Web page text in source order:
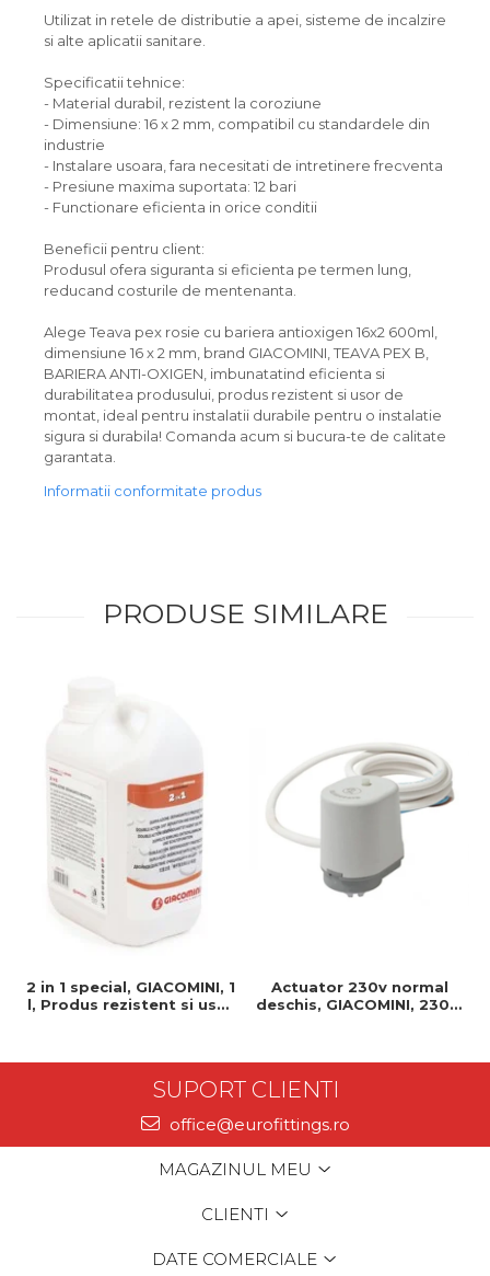
Utilizat in retele de distributie a apei, sisteme de incalzire
si alte aplicatii sanitare.
Specificatii tehnice:
- Material durabil, rezistent la coroziune
- Dimensiune: 16 x 2 mm, compatibil cu standardele din
industrie
- Instalare usoara, fara necesitati de intretinere frecventa
- Presiune maxima suportata: 12 bari
- Functionare eficienta in orice conditii
Beneficii pentru client:
Produsul ofera siguranta si eficienta pe termen lung,
reducand costurile de mentenanta.
Alege Teava pex rosie cu bariera antioxigen 16x2 600ml,
dimensiune 16 x 2 mm, brand GIACOMINI, TEAVA PEX B,
BARIERA ANTI-OXIGEN, imbunatatind eficienta si
durabilitatea produsului, produs rezistent si usor de
montat, ideal pentru instalatii durabile pentru o instalatie
sigura si durabila! Comanda acum si bucura-te de calitate
garantata.
Informatii conformitate produs
PRODUSE SIMILARE
2 in 1 special, GIACOMINI, 1
l, Produs rezistent si usor
Actuator 230v normal
deschis, GIACOMINI, 230v,
SUPORT CLIENTI
office@eurofittings.ro
MAGAZINUL MEU
CLIENTI
DATE COMERCIALE